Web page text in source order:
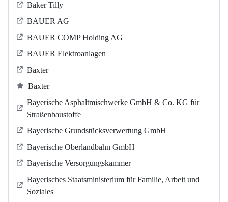
Baker Tilly
BAUER AG
BAUER COMP Holding AG
BAUER Elektroanlagen
Baxter
Baxter
Bayerische Asphaltmischwerke GmbH & Co. KG für
Straßenbaustoffe
Bayerische Grundstücksverwertung GmbH
Bayerische Oberlandbahn GmbH
Bayerische Versorgungskammer
Bayerisches Staatsministerium für Familie, Arbeit und
Soziales